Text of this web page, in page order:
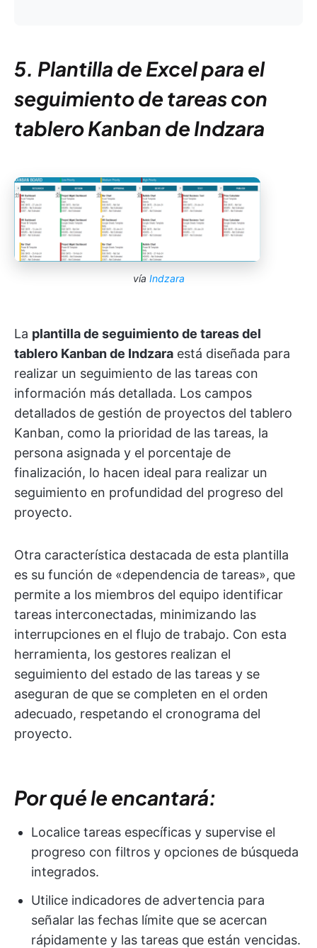
5. Plantilla de Excel para el
seguimiento de tareas con
tablero Kanban de Indzara
vía Indzara
La plantilla de seguimiento de tareas del
tablero Kanban de Indzara está diseñada para
realizar un seguimiento de las tareas con
información más detallada. Los campos
detallados de gestión de proyectos del tablero
Kanban, como la prioridad de las tareas, la
persona asignada y el porcentaje de
finalización, lo hacen ideal para realizar un
seguimiento en profundidad del progreso del
proyecto.
Otra característica destacada de esta plantilla
es su función de «dependencia de tareas», que
permite a los miembros del equipo identificar
tareas interconectadas, minimizando las
interrupciones en el flujo de trabajo. Con esta
herramienta, los gestores realizan el
seguimiento del estado de las tareas y se
aseguran de que se completen en el orden
adecuado, respetando el cronograma del
proyecto.
Por qué le encantará:
Localice tareas específicas y supervise el
progreso con filtros y opciones de búsqueda
integrados.
Utilice indicadores de advertencia para
señalar las fechas límite que se acercan
rápidamente y las tareas que están vencidas.